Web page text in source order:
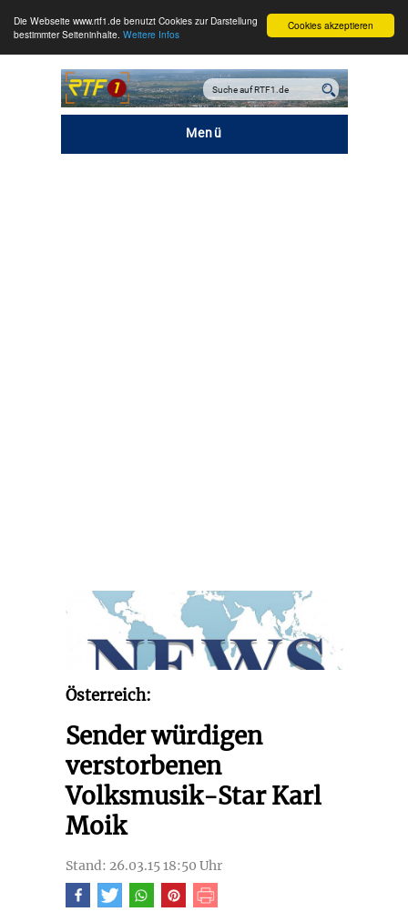
Cookies akzeptieren
Die Webseite www.rtf1.de benutzt Cookies zur Darstellung
bestimmter Seiteninhalte. Weitere Infos
Menü
Österreich:
Sender würdigen
verstorbenen
Volksmusik-Star Karl
Moik
Stand: 26.03.15 18:50 Uhr